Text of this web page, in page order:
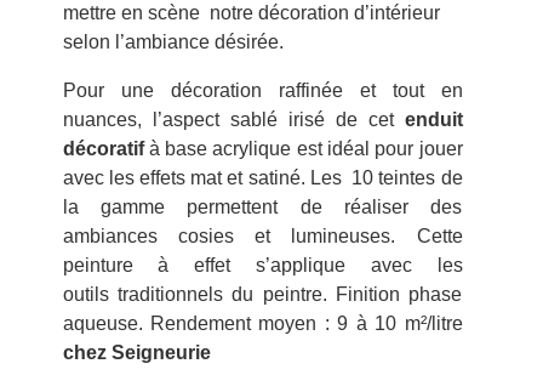
mettre en scène notre décoration d’intérieur
selon l’ambiance désirée.
Pour une décoration raffinée et tout en
nuances, l’aspect sablé irisé de cet enduit
décoratifà base acrylique est idéal pour jouer
avec les effets mat et satiné. Les 10 teintes de
la gamme permettent de réaliser des
ambiances cosies et lumineuses. Cette
peinture à effet s’applique avec les
outils traditionnels du peintre. Finition phase
aqueuse. Rendement moyen :9 à 10 m²/litre
chez Seigneurie